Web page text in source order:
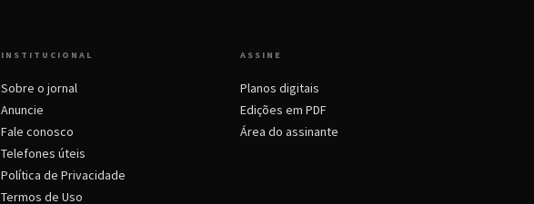
INSTITUCIONAL
Sobre o jornal
Anuncie
Fale conosco
Telefones úteis
Política de Privacidade
Termos de Uso
ASSINE
Planos digitais
Edições em PDF
Área do assinante